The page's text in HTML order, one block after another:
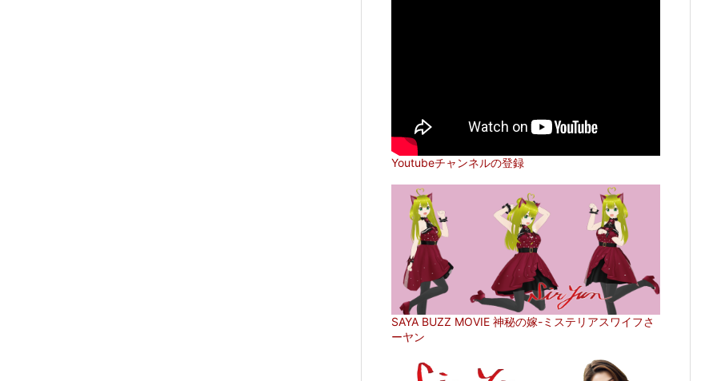
Youtubeチャンネルの登録
SAYA BUZZ MOVIE 神秘の嫁-ミステリアスワイフさ
ーヤン